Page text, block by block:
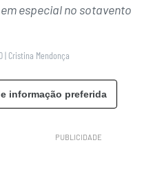
especial no sotavento
| Cristina Mendonça
informação preferida